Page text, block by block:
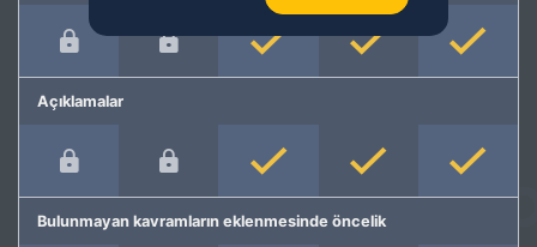
Açıklamalar
Bulunmayan kavramların eklenmesinde öncelik